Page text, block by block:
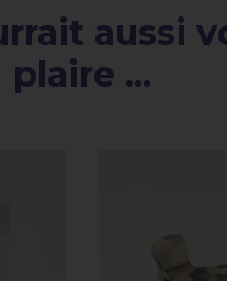
aussi
plaire ...